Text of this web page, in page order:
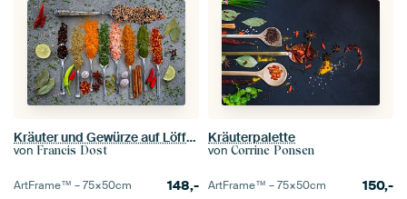
Kräuter und Gewürze auf Löffeln
von Francis Dost
ArtFrame™ –75×50cm 148,-
Kräuterpalette
von Corrine Ponsen
ArtFrame™ –75×50cm 150,-